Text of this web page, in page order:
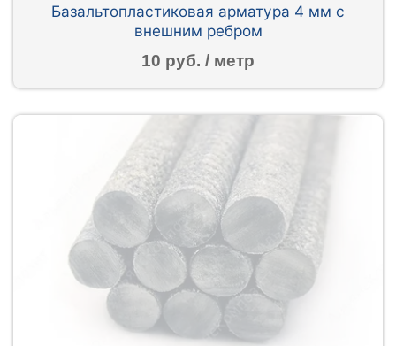
Базальтопластиковая арматура 4 мм с
внешним ребром
10 руб. / метр